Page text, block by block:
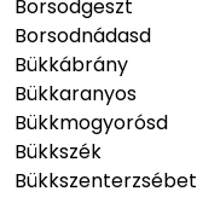
Borsodgeszt
Borsodnádasd
Bükkábrány
Bükkaranyos
Bükkmogyorósd
Bükkszék
Bükkszenterzsébet